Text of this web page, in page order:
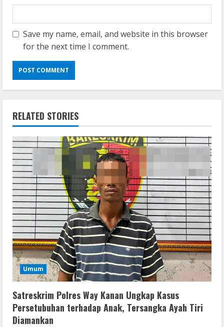
Save my name, email, and website in this browser
for the next time I comment.
RELATED STORIES
Umum
Satreskrim Polres Way Kanan Ungkap Kasus
Persetubuhan terhadap Anak, Tersangka Ayah Tiri
Diamankan